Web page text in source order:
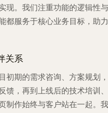
现。我们注重功能的逻辑性与
都服务于核心业务目标，助力
关系
初期的需求咨询、方案规划，
馈，再到上线后的技术培训、
制作始终与客户站在一起。我